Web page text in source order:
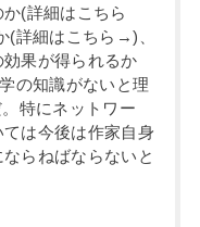
(詳細はこちら
(詳細はこちら→)、
果が得られるか
の知識がないと理
特にネットワー
は今後は作家自身
らねばならないと